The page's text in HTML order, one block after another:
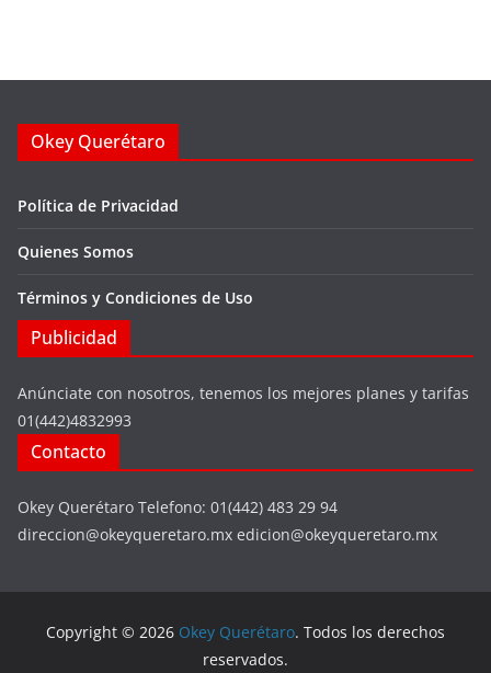
Okey Querétaro
Política de Privacidad
Quienes Somos
Términos y Condiciones de Uso
Publicidad
Anúnciate con nosotros, tenemos los mejores planes y tarifas
01(442)4832993
Contacto
Okey Querétaro Telefono: 01(442) 483 29 94
direccion@okeyqueretaro.mx edicion@okeyqueretaro.mx
Copyright © 2026 Okey Querétaro. Todos los derechos
reservados.